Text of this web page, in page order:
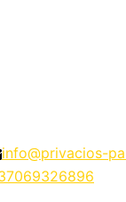
info@privacios-